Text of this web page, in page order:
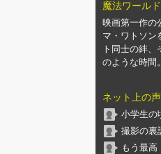
魔法ワール
映画第一作の
マ・ワトソン
ト同士の絆
のような時間。
ネット上の声
小学生の
撮影の裏
もう最高